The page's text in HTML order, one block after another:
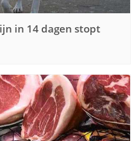
in 14 dagen stopt